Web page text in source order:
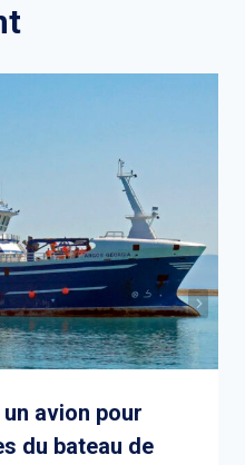
avion pour
du bateau de